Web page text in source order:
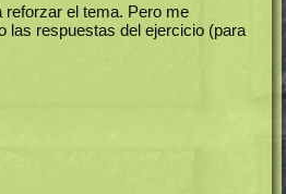
el tema. Pero me
las respuestas del ejercicio (para